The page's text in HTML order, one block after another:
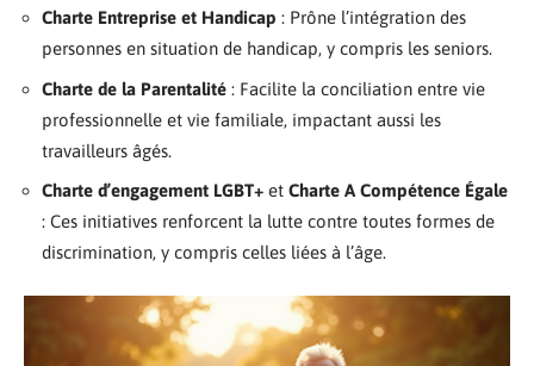
Charte Entreprise et Handicap : Prône l’intégration des
personnes en situation de handicap, y compris les seniors.
Charte de la Parentalité : Facilite la conciliation entre vie
professionnelle et vie familiale, impactant aussi les
travailleurs âgés.
Charte d’engagement LGBT+ et Charte A Compétence Égale
: Ces initiatives renforcent la lutte contre toutes formes de
discrimination, y compris celles liées à l’âge.